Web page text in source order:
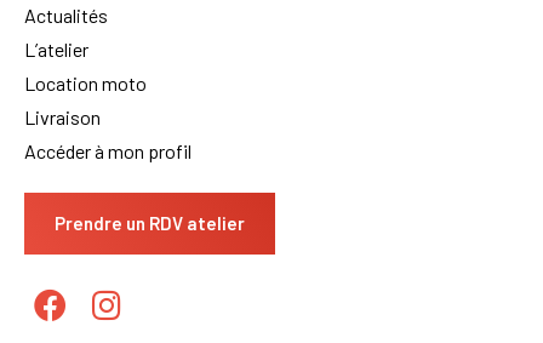
Actualités
L’atelier
Location moto
Livraison
Accéder à mon profil
Prendre un RDV atelier